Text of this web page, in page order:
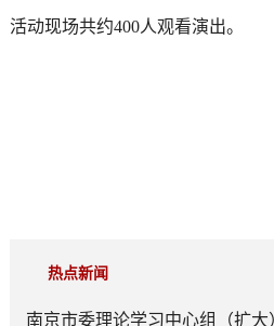
活动现场共约400人观看演出。
热点新闻
南京市委理论学习中心组（扩